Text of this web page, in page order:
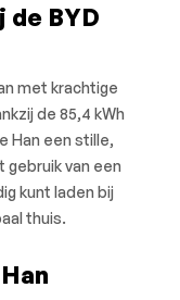
de BYD
met krachtige
de 85,4 kWh
Han een stille,
van een
kunt laden bij
thuis.